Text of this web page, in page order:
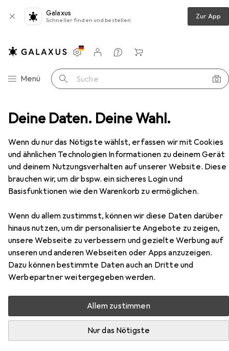
Deine Daten. Deine Wahl.
Wenn du nur das Nötigste wählst, erfassen wir mit Cookies
und ähnlichen Technologien Informationen zu deinem Gerät
und deinem Nutzungsverhalten auf unserer Website. Diese
brauchen wir, um dir bspw. ein sicheres Login und
Basisfunktionen wie den Warenkorb zu ermöglichen.
Wenn du allem zustimmst, können wir diese Daten darüber
hinaus nutzen, um dir personalisierte Angebote zu zeigen,
unsere Webseite zu verbessern und gezielte Werbung auf
unseren und anderen Webseiten oder Apps anzuzeigen.
Dazu können bestimmte Daten auch an Dritte und
Werbepartner weitergegeben werden.
Allem zustimmen
Nur das Nötigste
Galaxus
Schneller finden und bestellen Zur App
Navigation nach Kategorien
Menü Suche
Einstellungen
Kundenkonto
Vergleichslisten
Merklisten
Warenkorb
Medien Bücher Kinderbücher Grimms
EUR
14,20
Grimms
Deutsch, Brüder Grimm, Jacob Grimm, Wilhelm Grimm, 2024
Zubehör für Grimms
Hier findest du passendes Zubehör zum Produkt Grimms
aus den Kategorien Buchfolie und Schreibtisch
Accessoire.